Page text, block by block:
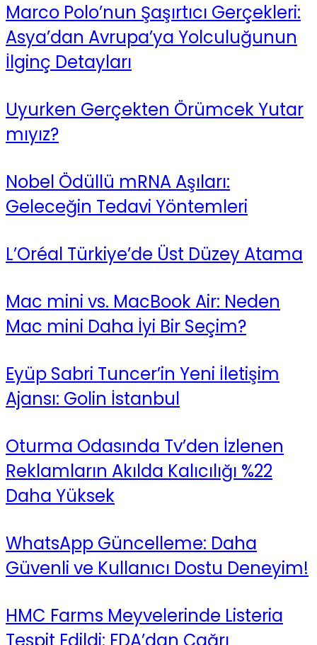
Marco Polo’nun Şaşırtıcı Gerçekleri:
Asya’dan Avrupa’ya Yolculuğunun
İlginç Detayları
Uyurken Gerçekten Örümcek Yutar
mıyız?
Nobel Ödüllü mRNA Aşıları:
Geleceğin Tedavi Yöntemleri
L’Oréal Türkiye’de Üst Düzey Atama
Mac mini vs. MacBook Air: Neden
Mac mini Daha İyi Bir Seçim?
Eyüp Sabri Tuncer’in Yeni İletişim
Ajansı: Golin İstanbul
Oturma Odasında Tv’den İzlenen
Reklamların Akılda Kalıcılığı %22
Daha Yüksek
WhatsApp Güncelleme: Daha
Güvenli ve Kullanıcı Dostu Deneyim!
HMC Farms Meyvelerinde Listeria
Tespit Edildi: FDA’dan Çağrı